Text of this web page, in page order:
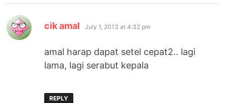
cik amal says:
July 1, 2013 at 4:32 pm
amal harap dapat setel cepat2.. lagi
lama, lagi serabut kepala
REPLY